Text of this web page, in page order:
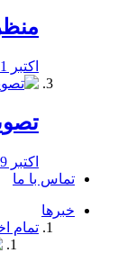
اکتبر 21, 2019
اکتبر 19, 2019
تماس با ما
خبرها
تمام